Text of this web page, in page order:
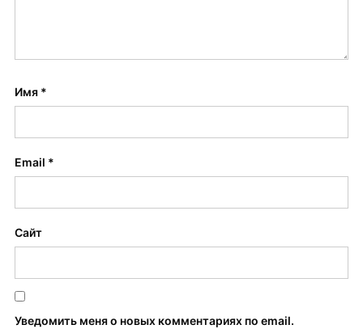
Имя *
Email *
Сайт
Уведомить меня о новых комментариях по email.